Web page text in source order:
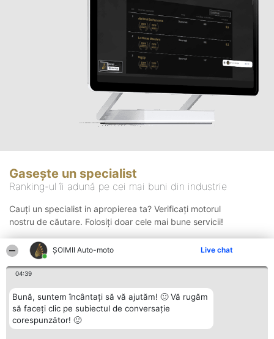
ȘOIMII Auto-moto Live chat
04:39
Bună, suntem încântați să vă ajutăm! 🙂 Vă rugăm
să faceți clic pe subiectul de conversație
corespunzător! 🙂
Gasește un specialist
Ranking-ul îi adună pe cei mai buni din industrie
Cauți un specialist in apropierea ta? Verificați motorul
nostru de căutare. Folosiți doar cele mai bune servicii!